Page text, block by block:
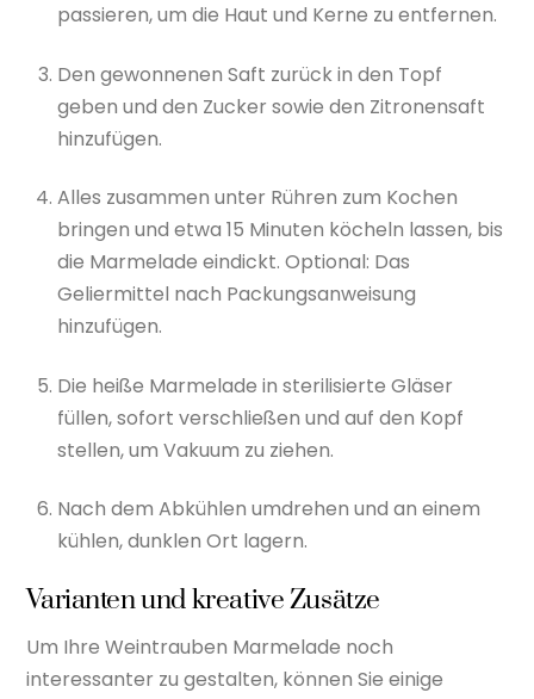
passieren, um die Haut und Kerne zu entfernen.
Den gewonnenen Saft zurück in den Topf
geben und den Zucker sowie den Zitronensaft
hinzufügen.
Alles zusammen unter Rühren zum Kochen
bringen und etwa 15 Minuten köcheln lassen, bis
die Marmelade eindickt. Optional: Das
Geliermittel nach Packungsanweisung
hinzufügen.
Die heiße Marmelade in sterilisierte Gläser
füllen, sofort verschließen und auf den Kopf
stellen, um Vakuum zu ziehen.
Nach dem Abkühlen umdrehen und an einem
kühlen, dunklen Ort lagern.
Varianten und kreative Zusätze
Um Ihre Weintrauben Marmelade noch
interessanter zu gestalten, können Sie einige